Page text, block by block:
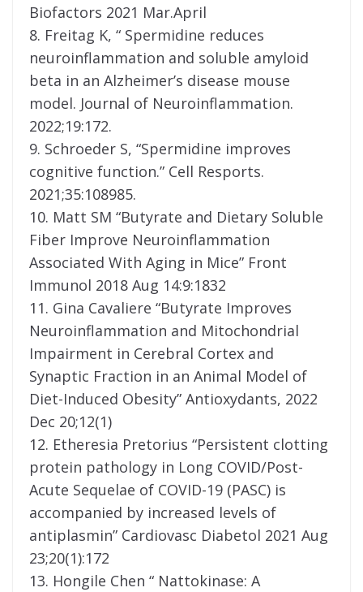
Biofactors 2021 Mar.April
8. Freitag K, “ Spermidine reduces
neuroinflammation and soluble amyloid
beta in an Alzheimer’s disease mouse
model. Journal of Neuroinflammation.
2022;19:172.
9. Schroeder S, “Spermidine improves
cognitive function.” Cell Resports.
2021;35:108985.
10. Matt SM “Butyrate and Dietary Soluble
Fiber Improve Neuroinflammation
Associated With Aging in Mice” Front
Immunol 2018 Aug 14:9:1832
11. Gina Cavaliere “Butyrate Improves
Neuroinflammation and Mitochondrial
Impairment in Cerebral Cortex and
Synaptic Fraction in an Animal Model of
Diet-Induced Obesity” Antioxydants, 2022
Dec 20;12(1)
12. Etheresia Pretorius “Persistent clotting
protein pathology in Long COVID/Post-
Acute Sequelae of COVID-19 (PASC) is
accompanied by increased levels of
antiplasmin” Cardiovasc Diabetol 2021 Aug
23;20(1):172
13. Hongile Chen “ Nattokinase: A